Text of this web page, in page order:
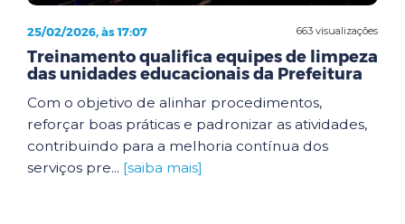
663 visualizações
25/02/2026, às 17:07
Treinamento qualifica equipes de limpeza
das unidades educacionais da Prefeitura
Com o objetivo de alinhar procedimentos,
reforçar boas práticas e padronizar as atividades,
contribuindo para a melhoria contínua dos
serviços pre... [saiba mais]